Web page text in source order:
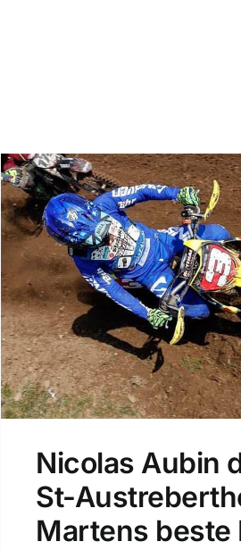
Nicolas Aubin
St-
Martens beste